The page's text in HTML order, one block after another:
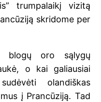
trumpalaikį vizitą
skridome per
oro sąlygų
o kai galiausiai
olandiškas
į Prancūziją. Tad